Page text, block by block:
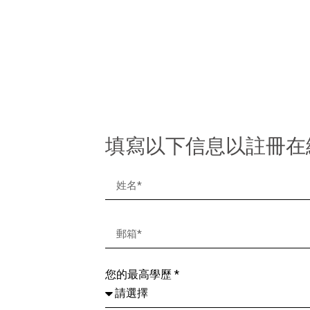
填寫以下信息以註冊
您的最高學歷 *